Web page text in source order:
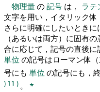
物理量の記号 は， ラテ
文字を用い，イタリック
さらに明確にしたいとき
（あるいは両方）に固有
合に応じて，記号の直後に
単位 の記号はローマン体
号にも 単位 の記号にも，
) 11 ) 。 *